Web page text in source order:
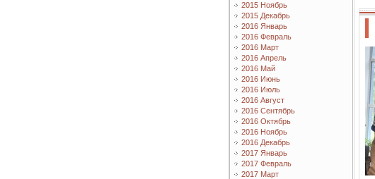
2015 Ноябрь
2015 Декабрь
2016 Январь
2016 Февраль
2016 Март
2016 Апрель
2016 Май
2016 Июнь
2016 Июль
2016 Август
2016 Сентябрь
2016 Октябрь
2016 Ноябрь
2016 Декабрь
2017 Январь
2017 Февраль
2017 Март